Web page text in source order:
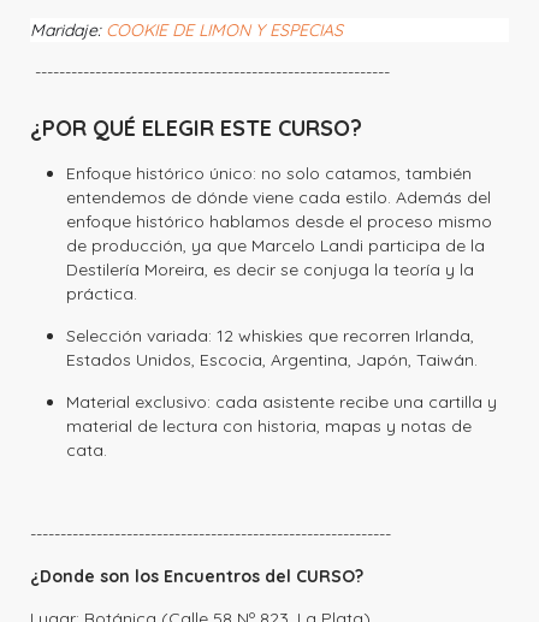
Maridaje: COOKIE DE LIMON Y ESPECIAS
-----------------------------------------------------------
¿POR QUÉ ELEGIR ESTE CURSO?
Enfoque histórico único: no solo catamos, también
entendemos de dónde viene cada estilo. Además del
enfoque histórico hablamos desde el proceso mismo
de producción, ya que Marcelo Landi participa de la
Destilería Moreira, es decir se conjuga la teoría y la
práctica.
Selección variada: 12 whiskies que recorren Irlanda,
Estados Unidos, Escocia, Argentina, Japón, Taiwán.
Material exclusivo: cada asistente recibe una cartilla y
material de lectura con historia, mapas y notas de
cata.
------------------------------------------------------------
¿Donde son los Encuentros del CURSO?